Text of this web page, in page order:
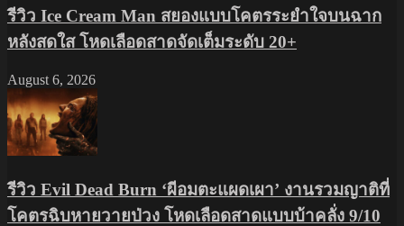
รีวิว Ice Cream Man สยองแบบโคตรระยำใจบนฉาก
หลังสดใส โหดเลือดสาดจัดเต็มระดับ 20+
August 6, 2026
รีวิว Evil Dead Burn ‘ผีอมตะแผดเผา’ งานรวมญาติที่
โคตรฉิบหายวายป่วง โหดเลือดสาดแบบบ้าคลั่ง 9/10